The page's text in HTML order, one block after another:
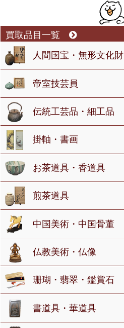
買取品目一覧
人間国宝・無形文化財
帝室技芸員
伝統工芸品・細工品
掛軸・書画
お茶道具・香道具
煎茶道具
中国美術・中国骨董
仏教美術・仏像
珊瑚・翡翠・鑑賞石
書道具・華道具